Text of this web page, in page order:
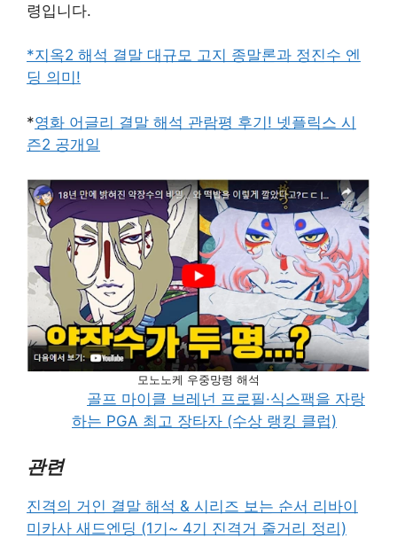
령입니다.
*지옥2 해석 결말 대규모 고지 종말론과 정진수 엔
딩 의미!
*영화 어글리 결말 해석 관람평 후기! 넷플릭스 시
즌2 공개일
모노노케 우중망령 해석
골프 마이클 브레넌 프로필·식스팩을 자랑
하는 PGA 최고 장타자 (수상 랭킹 클럽)
관련
진격의 거인 결말 해석 & 시리즈 보는 순서 리바이
미카사 새드엔딩 (1기~ 4기 진격거 줄거리 정리)